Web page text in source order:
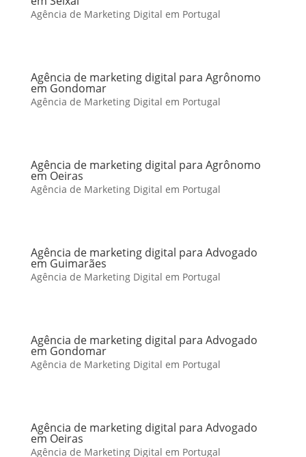
Agência de Marketing Digital em Portugal
Agência de marketing digital para Agrônomo
em Gondomar
Agência de Marketing Digital em Portugal
Agência de marketing digital para Agrônomo
em Oeiras
Agência de Marketing Digital em Portugal
Agência de marketing digital para Advogado
em Guimarães
Agência de Marketing Digital em Portugal
Agência de marketing digital para Advogado
em Gondomar
Agência de Marketing Digital em Portugal
Agência de marketing digital para Advogado
em Oeiras
Agência de Marketing Digital em Portugal